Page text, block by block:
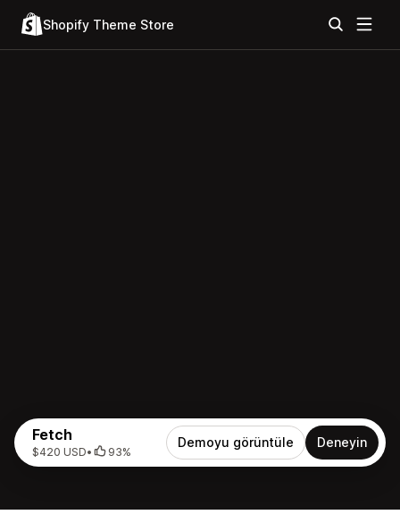
Shopify Theme Store
Fetch
$420 USD• 93%
Demoyu görüntüle Deneyin